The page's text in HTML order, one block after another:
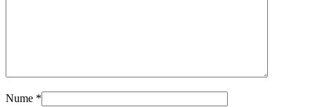
Nume *